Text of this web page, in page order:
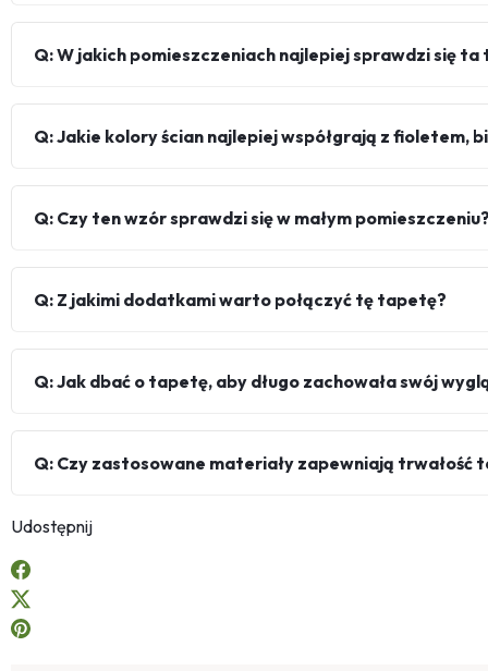
Q: W jakich pomieszczeniach najlepiej sprawdzi się
Q: Jakie kolory ścian najlepiej współgrają z fioletem,
Q: Czy ten wzór sprawdzi się w małym
Q: Z jakimi dodatkami warto połączyć tę tapetę?
Q: Jak dbać o tapetę, aby długo zachowała swój
Q: Czy zastosowane materiały zapewniają trwałość
Udostępnij